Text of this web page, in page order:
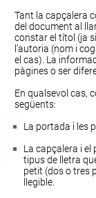
Tant la capçalera
del document al
constar el títol (ja
l’autoria (nom i
el cas). La
pàgines o ser
En qualsevol cas,
següents:
La portada i les
La capçalera i
tipus de lletra
petit (dos o tres
llegible.